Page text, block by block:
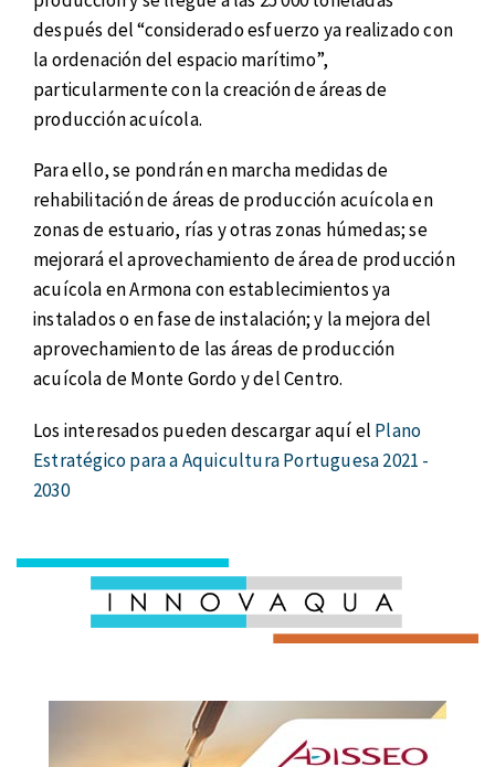
después del “considerado esfuerzo ya realizado con
la ordenación del espacio marítimo”,
particularmente con la creación de áreas de
producción acuícola.
Para ello, se pondrán en marcha medidas de
rehabilitación de áreas de producción acuícola en
zonas de estuario, rías y otras zonas húmedas; se
mejorará el aprovechamiento de área de producción
acuícola en Armona con establecimientos ya
instalados o en fase de instalación; y la mejora del
aprovechamiento de las áreas de producción
acuícola de Monte Gordo y del Centro.
Los interesados pueden descargar aquí el Plano
Estratégico para a Aquicultura Portuguesa 2021 -
2030